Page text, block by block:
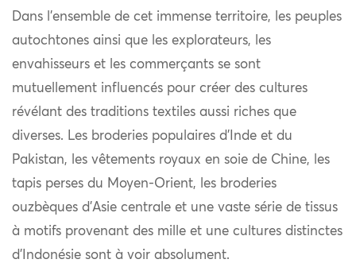
Dans l’ensemble de cet immense territoire, les peuples
autochtones ainsi que les explorateurs, les
envahisseurs et les commerçants se sont
mutuellement influencés pour créer des cultures
révélant des traditions textiles aussi riches que
diverses. Les broderies populaires d’Inde et du
Pakistan, les vêtements royaux en soie de Chine, les
tapis perses du Moyen-Orient, les broderies
ouzbèques d’Asie centrale et une vaste série de tissus
à motifs provenant des mille et une cultures distinctes
d’Indonésie sont à voir absolument.